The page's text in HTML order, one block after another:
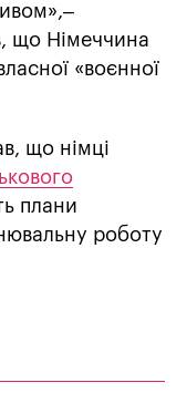
що Німеччина
«воєнної
що німці
плани
роботу